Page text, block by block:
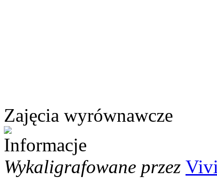
Zajęcia wyrównawcze
Wykaligrafowane przez